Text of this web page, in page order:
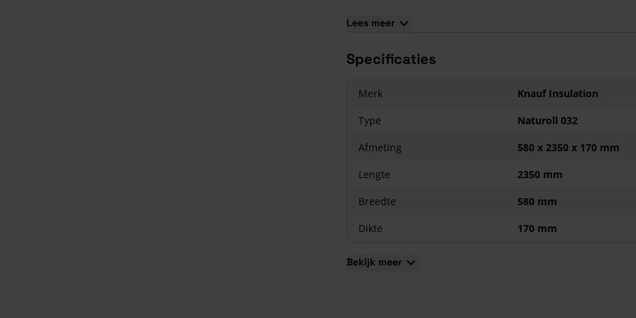
Ideaal voor beperkte isolatiehoogte in houtconstructies;
W/m.k;
Perfecte aansluiting door vezelstructuur, zowel onderling als
Behoudt constante thermische isolatiewaarde gedurende
levensduur.
Lees meer
Specificaties
Merk
Knauf Insulation
Type
Naturoll 032
Afmeting
580 x 2350 x 170 mm
Lengte
2350 mm
Breedte
580 mm
Dikte
170 mm
Bekijk meer